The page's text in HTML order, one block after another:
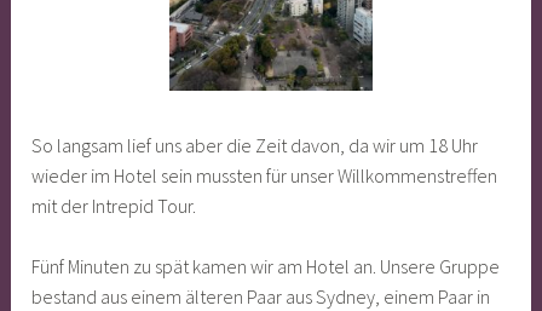
So langsam lief uns aber die Zeit davon, da wir um 18 Uhr
wieder im Hotel sein mussten für unser Willkommenstreffen
mit der Intrepid Tour.
Fünf Minuten zu spät kamen wir am Hotel an. Unsere Gruppe
bestand aus einem älteren Paar aus Sydney, einem Paar in